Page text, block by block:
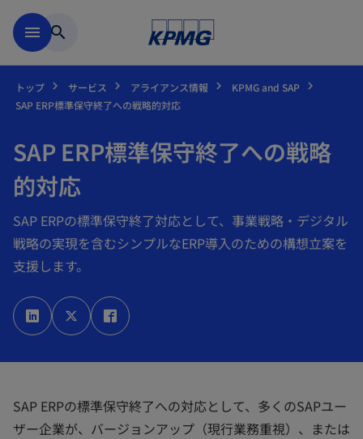
menu search
トップ サービス アライアンス情報
KPMG and SAP
SAP ERP標準保守終了への戦略的対応
SAP ERP標準保守終了への戦略
的対応
SAP ERPの標準保守終了対応として、事業戦略・デジタル
戦略の実現を含むシンプルなERP導入のための構想立案を
支援します。
新
し
い
タ
新
し
い
タ
し
い
SAP ERPの標準保守終了への対応として、多くのSAPユー
ザー企業が、バージョンアップ（現行業務重視）、または